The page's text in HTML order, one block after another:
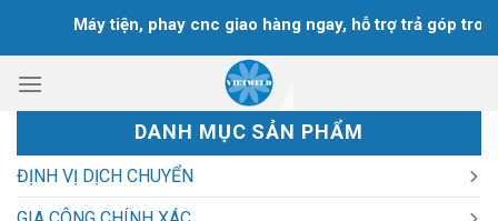
dung
Máy tiện, phay cnc giao hàng ngay, hỗ trợ trả góp trong
DANH MỤC SẢN PHẨM
ĐỊNH VỊ DỊCH CHUYỂN